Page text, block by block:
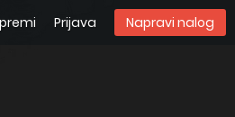
Prijava Napravi nalog